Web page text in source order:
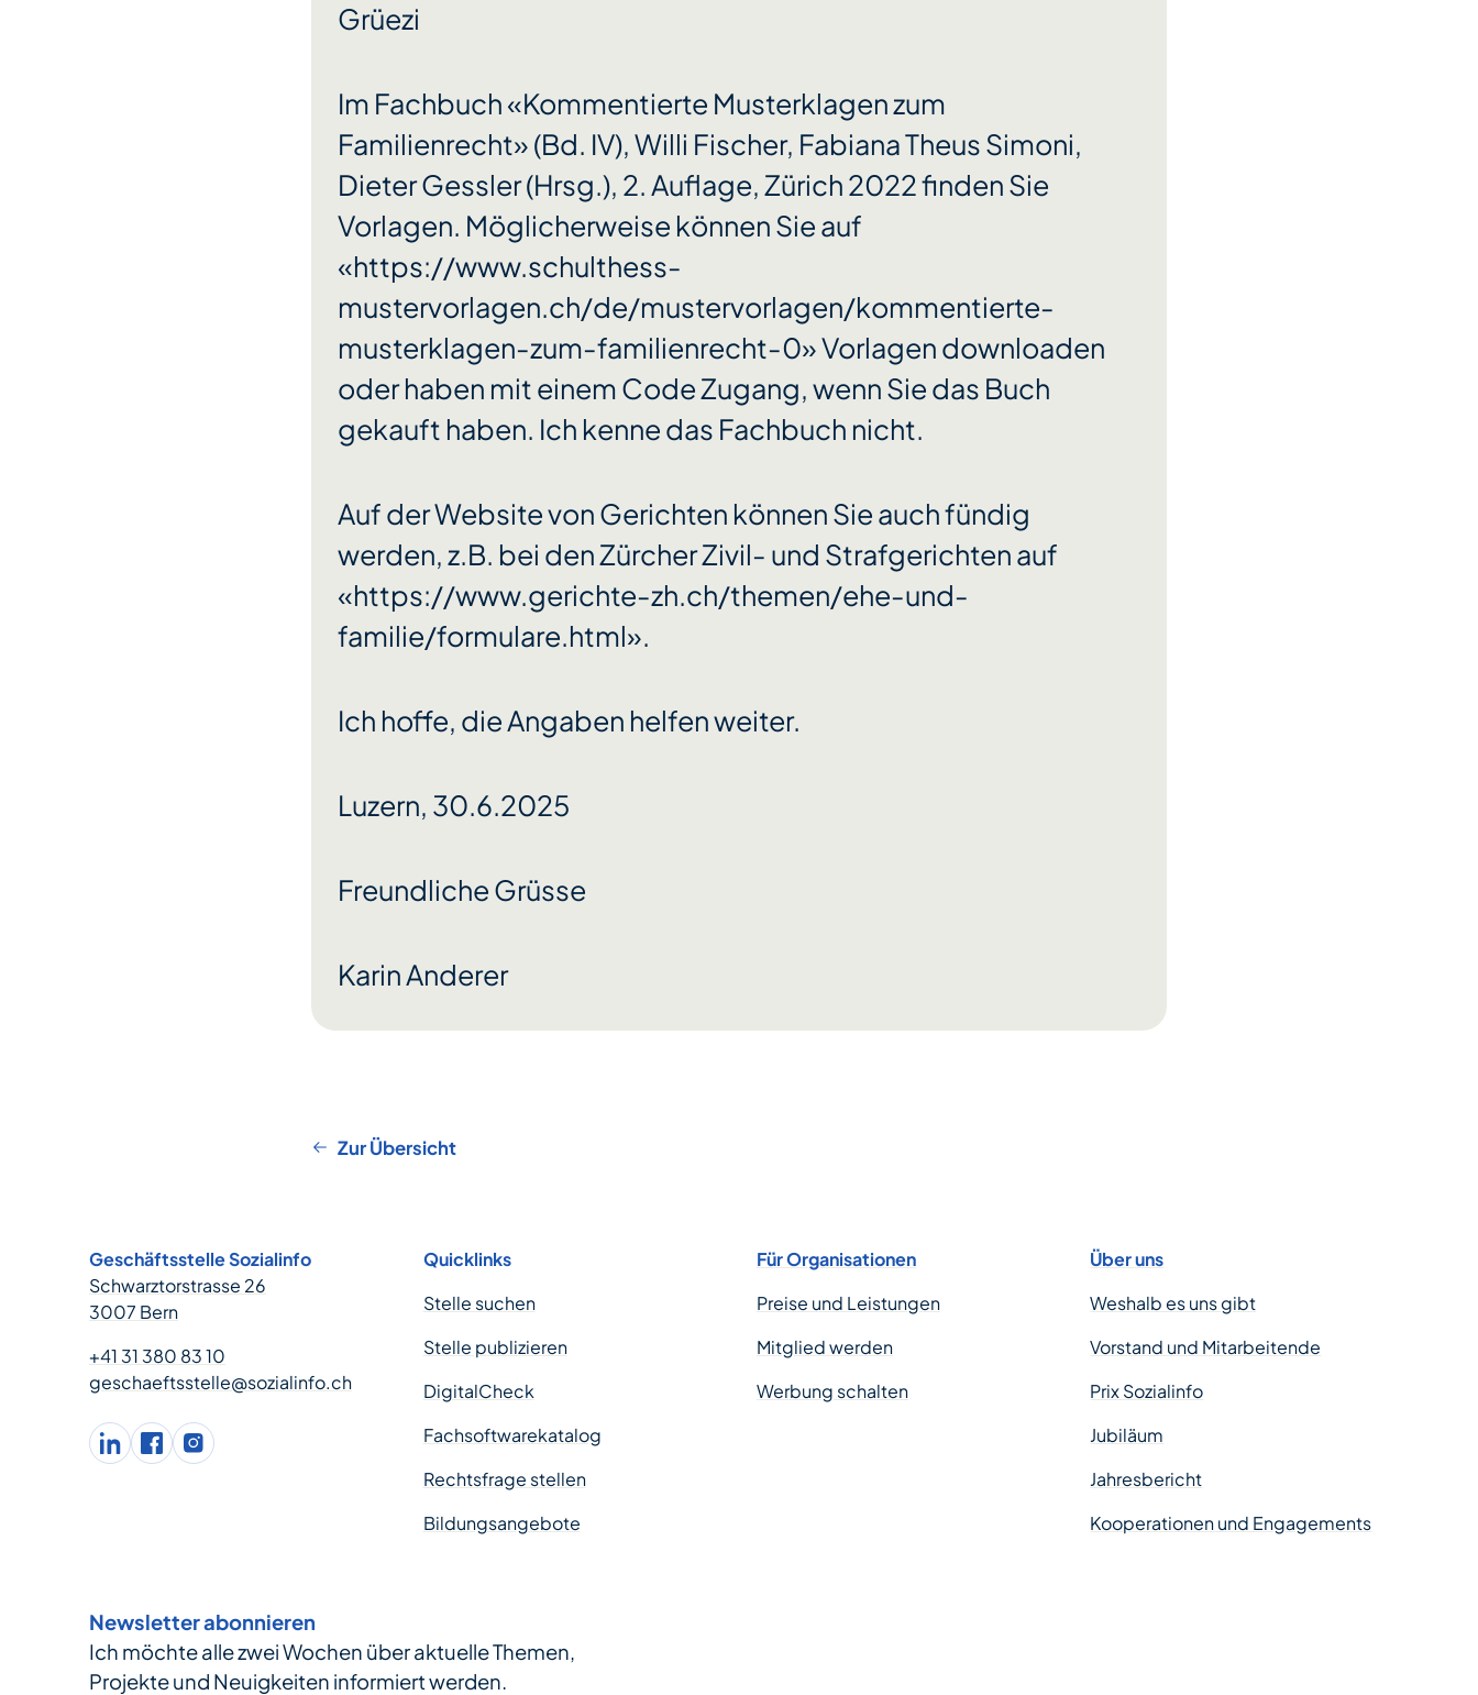
Grüezi
Im Fachbuch «Kommentierte Musterklagen zum
Familienrecht» (Bd. IV), Willi Fischer, Fabiana Theus Simoni,
Dieter Gessler (Hrsg.), 2. Auflage, Zürich 2022 finden Sie
Vorlagen. Möglicherweise können Sie auf
«https://www.schulthess-
mustervorlagen.ch/de/mustervorlagen/kommentierte-
musterklagen-zum-familienrecht-0» Vorlagen downloaden
oder haben mit einem Code Zugang, wenn Sie das Buch
gekauft haben. Ich kenne das Fachbuch nicht.
Auf der Website von Gerichten können Sie auch fündig
werden, z.B. bei den Zürcher Zivil- und Strafgerichten auf
«https://www.gerichte-zh.ch/themen/ehe-und-
familie/formulare.html».
Ich hoffe, die Angaben helfen weiter.
Luzern, 30.6.2025
Freundliche Grüsse
Karin Anderer
Zur Übersicht
Geschäftsstelle Sozialinfo
Schwarztorstrasse 26
3007 Bern
+41 31 380 83 10
geschaeftsstelle@sozialinfo.ch
LinkedInfacebookInstagram
Quicklinks
Stelle suchen
Stelle publizieren
DigitalCheck
Fachsoftwarekatalog
Rechtsfrage stellen
Bildungsangebote
Für Organisationen
Preise und Leistungen
Mitglied werden
Werbung schalten
Über uns
Weshalb es uns gibt
Vorstand und Mitarbeitende
Prix Sozialinfo
Jubiläum
Jahresbericht
Kooperationen und Engagements
Newsletter abonnieren
Ich möchte alle zwei Wochen über aktuelle Themen,
Projekte und Neuigkeiten informiert werden.